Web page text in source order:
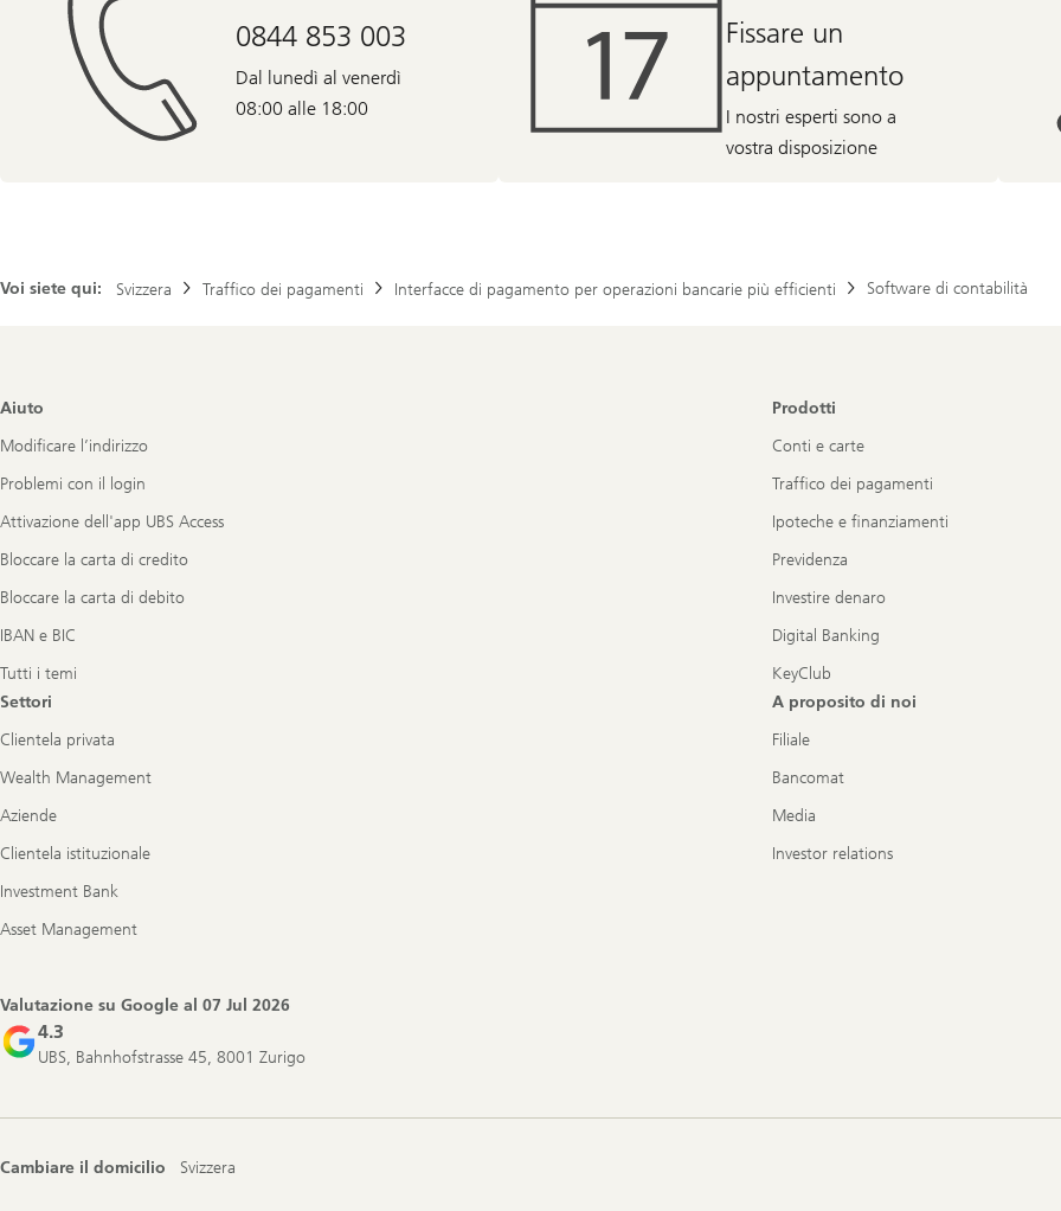
0844 853 003
Dal lunedì al venerdì
08:00 alle 18:00
Fissare un
appuntamento
I nostri esperti sono a
vostra disposizione
Voi siete qui: Svizzera Traffico dei pagamenti Interfacce di pagamento per operazioni bancarie più efficienti Software di contabilità
Footer
Aiuto
Modificare l’indirizzo
Problemi con il login
Attivazione dell'app UBS Access
Bloccare la carta di credito
Bloccare la carta di debito
IBAN e BIC
Tutti i temi
Prodotti
Conti e carte
Traffico dei pagamenti
Ipoteche e finanziamenti
Previdenza
Investire denaro
Digital Banking
KeyClub
Settori
Clientela privata
Wealth Management
Aziende
Clientela istituzionale
Investment Bank
Asset Management
A proposito di noi
Filiale
Bancomat
Media
Investor relations
Valutazione su Google al 07 Jul 2026
4.3
UBS, Bahnhofstrasse 45, 8001 Zurigo
Cambiare il domicilio Svizzera